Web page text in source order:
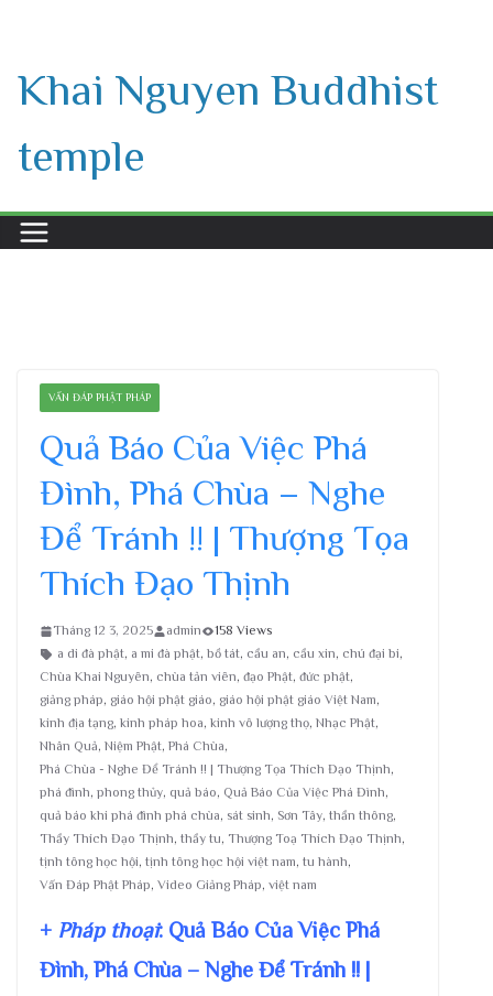
content
Khai Nguyen Buddhist
temple
VẤN ĐÁP PHẬT PHÁP
Quả Báo Của Việc Phá
Đình, Phá Chùa – Nghe
Để Tránh !! | Thượng Tọa
Thích Đạo Thịnh
Tháng 12 3, 2025 admin
158 Views
a di đà phật, a mi đà phật, bồ tát, cầu an, cầu xin, chú đại bi,
Chùa Khai Nguyên, chùa tản viên, đạo Phật, đức phật,
giảng pháp, giáo hội phật giáo, giáo hội phật giáo Việt Nam,
kinh địa tạng, kinh pháp hoa, kinh vô lượng thọ, Nhạc Phật,
Nhân Quả, Niệm Phật, Phá Chùa,
Phá Chùa - Nghe Để Tránh !! | Thượng Tọa Thích Đạo Thịnh,
phá đình, phong thủy, quả báo, Quả Báo Của Việc Phá Đình,
quả báo khi phá đình phá chùa, sát sinh, Sơn Tây, thần thông,
Thầy Thích Đạo Thịnh, thầy tu, Thượng Toạ Thích Đạo Thịnh,
tịnh tông học hội, tịnh tông học hội việt nam, tu hành,
Vấn Đáp Phật Pháp, Video Giảng Pháp, việt nam
+ Pháp thoại: Quả Báo Của Việc Phá
Đình, Phá Chùa – Nghe Để Tránh !! |